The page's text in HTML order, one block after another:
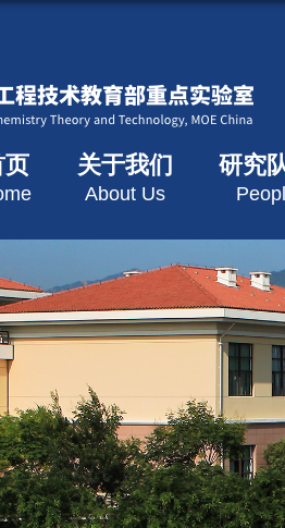
页 关于我们
About Us
研究